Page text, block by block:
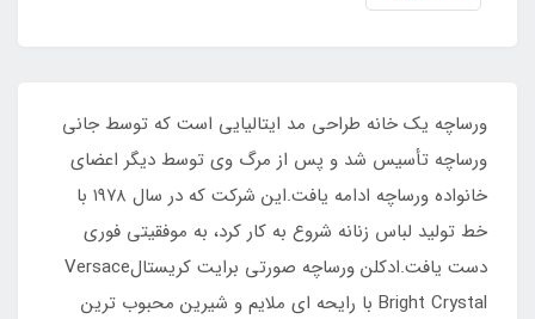
ورساچه یک خانه طراحی مد ایتالیایی است که توسط جانی
ورساچه تأسیس شد و پس از مرگ وی توسط دیگر اعضای
خانواده ورساچه ادامه یافت.این شرکت که در سال ۱۹۷۸ با
خط تولید لباس زنانه شروع به کار کرد، به موفقیتی فوری
دست یافت.ادکلن ورساچه صورتی برایت کریستالVersace
Bright Crystal با رایحه ای ملایم و شیرین محبوب ترین